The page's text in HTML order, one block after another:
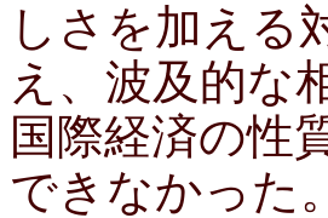
しさを加える
え、波及的な
国際経済の性
できなかった